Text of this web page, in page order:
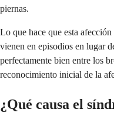
piernas.
Lo que hace que esta
vienen en episodios en lugar
perfectamente bien entre los
reconocimiento inicial de la
¿Qué causa el